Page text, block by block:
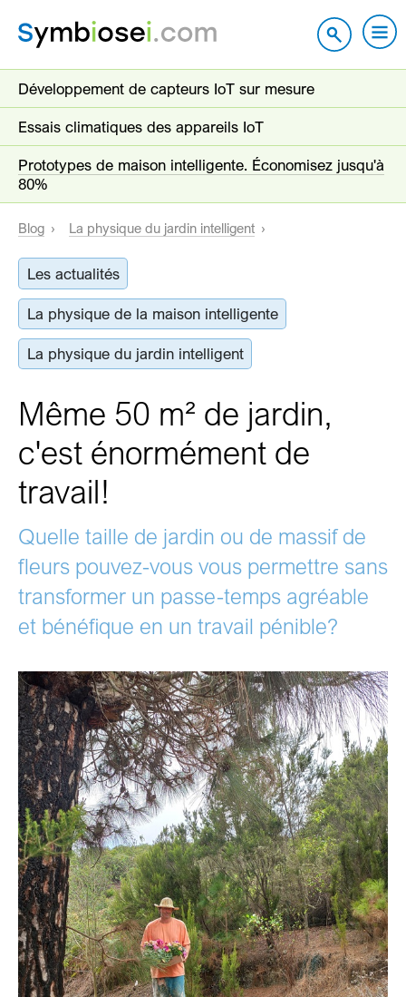
Développement de capteurs IoT sur mesure
Essais climatiques des appareils IoT
Prototypes de maison intelligente. Économisez jusqu'à
80%
Blog La physique du jardin intelligent
Les actualités
La physique de la maison intelligente
La physique du jardin intelligent
Même 50 m² de jardin,
c'est énormément de
travail!
Quelle taille de jardin ou de massif de
fleurs pouvez-vous vous permettre sans
transformer un passe-temps agréable
et bénéfique en un travail pénible?